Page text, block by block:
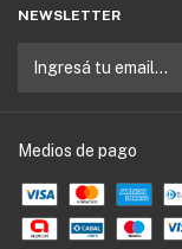
NEWSLETTER
Medios de pago